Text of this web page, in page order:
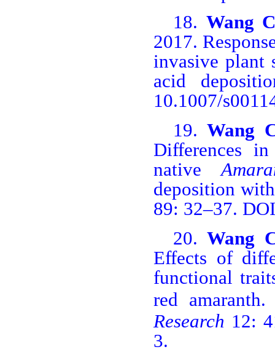
18. Wang
2017.
invasive plant
acid
10.1007/
19.Wang
Differences
native
deposition
89: 32‒37.
20.Wang
Effects of
functional
red amaranth.
Research 12:
3.